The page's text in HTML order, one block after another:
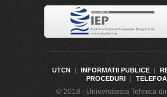
UTCN | INFORMATII PUBLICE |
PROCEDURI
|
© 2018 - Universitatea Tehnica